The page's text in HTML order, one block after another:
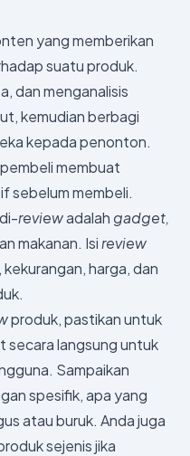
yang memberikan
suatu produk.
dan menganalisis
kemudian berbagi
kepada penonton.
membuat
sebelum membeli.
reviewadalah gadget,
makanan. Isireview
harga, dan
produk, pastikan untuk
secara langsung untuk
Sampaikan
spesifik, apa yang
atau buruk. Anda juga
sejenis jika